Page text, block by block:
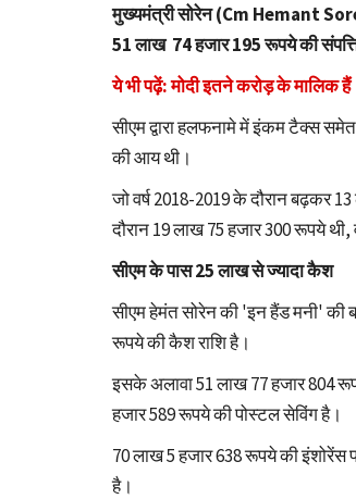
मुख्यमंत्री सोरेन (Cm Hemant
51 लाख 74 हजार 195 रूपये की
ये भी पढ़ें: मोदी इतने करोड़ के मालिक हैं
सीएम द्वारा हलफनामे में इंकम टैक्स
की आय थी।
जो वर्ष 2018-2019 के दौरान बढ़कर
दौरान 19 लाख 75 हजार 300 रूपये
सीएम के पास 25 लाख से ज्यादा कैश
सीएम हेमंत सोरेन की 'इन हैंड मनी' की
रूपये की कैश राशि है।
इसके अलावा 51 लाख 77 हजार 804
हजार 589 रूपये की पोस्टल सेविंग है।
70 लाख 5 हजार 638 रूपये की इंशोरेंस
है।